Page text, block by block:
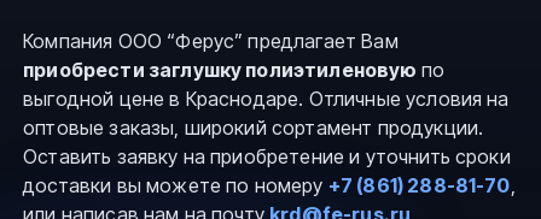
Компания ООО “Ферус” предлагает Вам
приобрести заглушку полиэтиленовую по
выгодной цене в Краснодаре. Отличные условия на
оптовые заказы, широкий сортамент продукции.
Оставить заявку на приобретение и уточнить сроки
доставки вы можете по номеру +7 (861) 288-81-70,